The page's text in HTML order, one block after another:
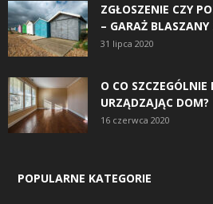
ZGŁOSZENIE CZY
– GARAŻ BLASZANY
31 lipca 2020
O CO
URZĄDZAJĄC DOM?
16 czerwca 2020
POPULARNE KATEGORIE